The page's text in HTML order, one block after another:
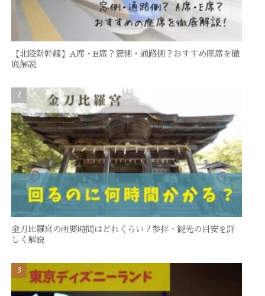
【北陸新幹線】A席・E席？窓側・通路側？おすすめ座席を徹
底解説
金刀比羅宮の所要時間はどれくらい？参拝・観光の目安を詳
しく解説